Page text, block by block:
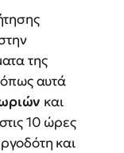
της
όπως αυτά
και
10 ώρες
και